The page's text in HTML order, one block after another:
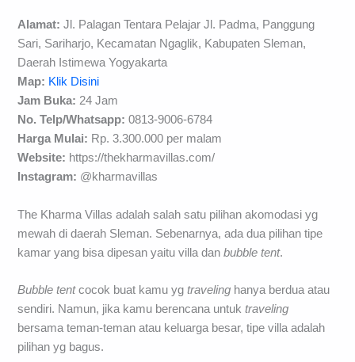
Alamat:Jl. Palagan Tentara Pelajar Jl. Padma, Panggung
Sari, Sariharjo, Kecamatan Ngaglik, Kabupaten Sleman,
Daerah Istimewa Yogyakarta
Map: Klik Disini
Jam Buka:24 Jam
No. Telp/Whatsapp:0813-9006-6784
Harga Mulai: Rp. 3.300.000 per malam
Website: https://thekharmavillas.com/
Instagram: @kharmavillas
The Kharma Villas adalah salah satu pilihan akomodasi yg
mewah di daerah Sleman. Sebenarnya, ada dua pilihan tipe
kamar yang bisa dipesan yaitu villa danbubble tent.
Bubble tentcocok buat kamu ygtraveling hanya berdua atau
sendiri. Namun, jika kamu berencana untuktraveling
bersama teman-teman atau keluarga besar, tipe villa adalah
pilihan yg bagus.